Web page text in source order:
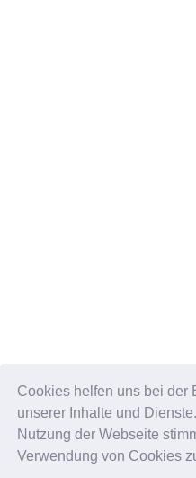
Cookies helfen uns bei der
unserer Inhalte und
Nutzung der Webseite
Verwendung von Cookies
DATENSCHUTZ & IMPRESSUM